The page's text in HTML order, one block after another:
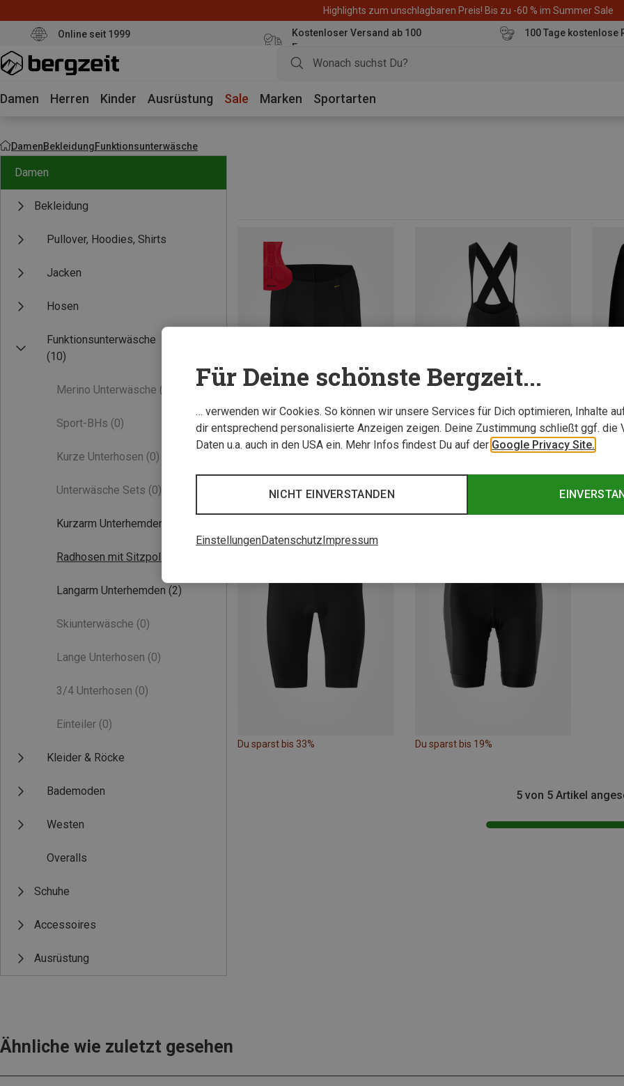
Highlights zum unschlagbaren Preis! Bis zu -60 % im Summer Sale
Online seit 1999
Kostenloser Versand ab 100
Euro
100 Tage kostenlose
Damen Herren Kinder Ausrüstung Sale Marken Sportarten
DamenBekleidungFunktionsunterwäsche
Damen
Bekleidung
Pullover, Hoodies, Shirts
Jacken
Hosen
Funktionsunterwäsche
(10)
Merino Unterwäsche (0)
Sport-BHs (0)
Kurze Unterhosen (0)
Unterwäsche Sets (0)
Kurzarm Unterhemden
Radhosen mit Sitzpolster
Langarm Unterhemden (2)
Skiunterwäsche (0)
Lange Unterhosen (0)
3/4 Unterhosen (0)
Einteiler (0)
Kleider & Röcke
Bademoden
Westen
Overalls
Schuhe
Accessoires
Ausrüstung
Du sparst bis 37% Du sparst bis 29% Du
Du sparst bis 33% Du sparst bis 19%
5 von 5 Artikel
Ähnliche wie zuletzt gesehen
Für Deine schönste Bergzeit...
… verwenden wir Cookies. So können wir unsere Services für Dich optimieren, Inhalte
dir entsprechend personalisierte Anzeigen zeigen. Deine Zustimmung schließt ggf. die
Daten u.a. auch in den USA ein. Mehr Infos findest Du auf der Google Privacy Site.
NICHT EINVERSTANDEN
EinstellungenDatenschutzImpressum